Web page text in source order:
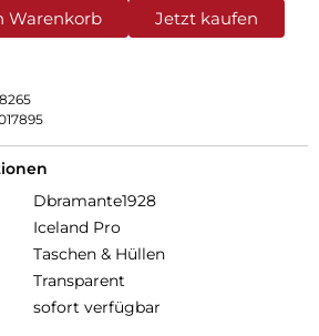
Warenkorb Jetzt kaufen
Dbramante1928
Iceland Pro
Taschen & Hüllen
Transparent
sofort verfügbar